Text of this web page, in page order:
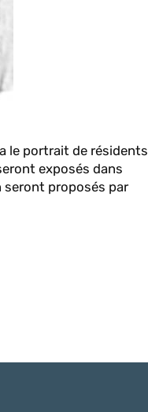
le portrait de résidents
exposés dans
proposés par